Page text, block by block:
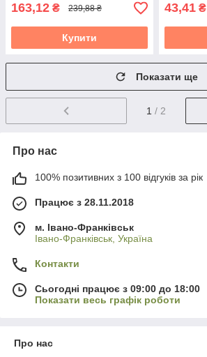
163,12 ₴ 239,88 ₴
Купити
43,41 ₴
Показати ще
1 / 2
Про нас
100% позитивних з 100 відгуків за рік
Працює з 28.11.2018
м. Івано-Франківськ
Івано-Франківськ, Україна
Контакти
Сьогодні працює з 09:00 до 18:00
Показати весь графік роботи
Про нас